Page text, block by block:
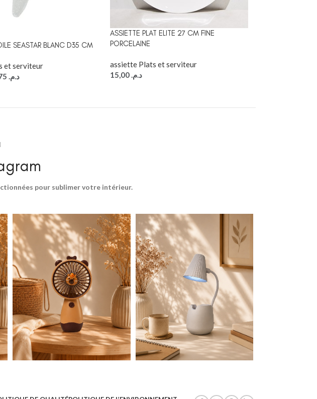
SEASTAR BLANC D35 CM
et serviteur
د.م.
ASSIETTE PLAT ELITE 27 CM FINE
PORCELAINE
assiette Plats et serviteur
د.م. 15,00
pour sublimer votre intérieur.